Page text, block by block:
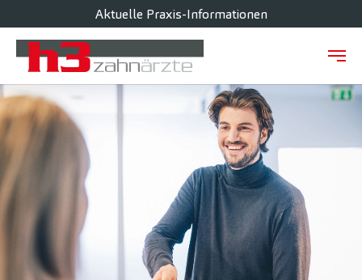
Zum Hauptinhalt springen
Aktuelle Praxis-Informationen